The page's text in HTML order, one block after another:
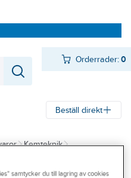
Orderrader:0
Beställ direkt
Kemteknik
samtycker du till lagring av cookies